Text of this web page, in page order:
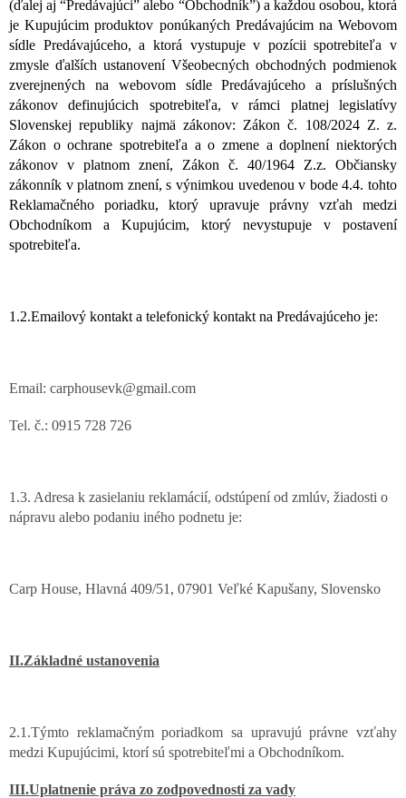
(ďalej aj “Predávajúci” alebo “Obchodník”) a každou osobou, ktorá
je Kupujúcim produktov ponúkaných Predávajúcim na Webovom
sídle Predávajúceho, a ktorá vystupuje v pozícii spotrebiteľa v
zmysle ďalších ustanovení Všeobecných obchodných podmienok
zverejnených na webovom sídle Predávajúceho a príslušných
zákonov definujúcich spotrebiteľa, v rámci platnej legislatívy
Slovenskej republiky najmä zákonov: Zákon č. 108/2024 Z. z.
Zákon o ochrane spotrebiteľa a o zmene a doplnení niektorých
zákonov v platnom znení, Zákon č. 40/1964 Z.z. Občiansky
zákonník v platnom znení, s výnimkou uvedenou v bode 4.4. tohto
Reklamačného poriadku, ktorý upravuje právny vzťah medzi
Obchodníkom a Kupujúcim, ktorý nevystupuje v postavení
spotrebiteľa.
1.2.Emailový kontakt a telefonický kontakt na Predávajúceho je:
Email: carphousevk@gmail.com
Tel. č.: 0915 728 726
1.3. Adresa k zasielaniu reklamácií, odstúpení od zmlúv, žiadosti o
nápravu alebo podaniu iného podnetu je:
Carp House, Hlavná 409/51, 07901 Veľké Kapušany, Slovensko
II.Základné ustanovenia
2.1.Týmto reklamačným poriadkom sa upravujú právne vzťahy
medzi Kupujúcimi, ktorí sú spotrebiteľmi a Obchodníkom.
III.Uplatnenie práva zo zodpovednosti za vady